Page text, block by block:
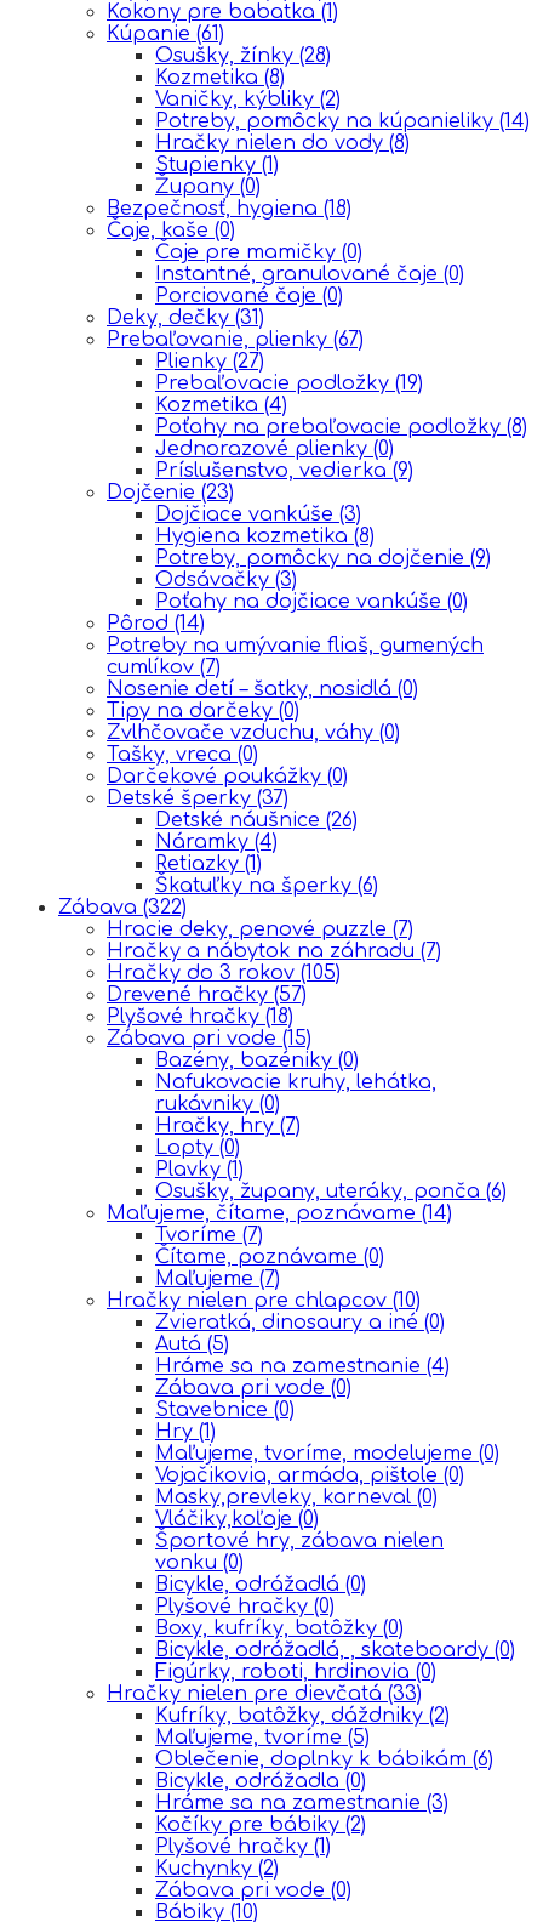
Kokony pre babatka (1)
Kúpanie (61)
Osušky, žínky (28)
Kozmetika (8)
Vaničky, kýbliky (2)
Potreby, pomôcky na kúpanieliky (14)
Hračky nielen do vody (8)
Stupienky (1)
Župany (0)
Bezpečnosť, hygiena (18)
Čaje, kaše (0)
Čaje pre mamičky (0)
Instantné, granulované čaje (0)
Porciované čaje (0)
Deky, dečky (31)
Prebaľovanie, plienky (67)
Plienky (27)
Prebaľovacie podložky (19)
Kozmetika (4)
Poťahy na prebaľovacie podložky (8)
Jednorazové plienky (0)
Príslušenstvo, vedierka (9)
Dojčenie (23)
Dojčiace vankúše (3)
Hygiena kozmetika (8)
Potreby, pomôcky na dojčenie (9)
Odsávačky (3)
Poťahy na dojčiace vankúše (0)
Pôrod (14)
Potreby na umývanie fliaš, gumených
cumlíkov (7)
Nosenie detí – šatky, nosidlá (0)
Tipy na darčeky (0)
Zvlhčovače vzduchu, váhy (0)
Tašky, vreca (0)
Darčekové poukážky (0)
Detské šperky (37)
Detské náušnice (26)
Náramky (4)
Retiazky (1)
Škatuľky na šperky (6)
Zábava (322)
Hracie deky, penové puzzle (7)
Hračky a nábytok na záhradu (7)
Hračky do 3 rokov (105)
Drevené hračky (57)
Plyšové hračky (18)
Zábava pri vode (15)
Bazény, bazéniky (0)
Nafukovacie kruhy, lehátka,
rukávniky (0)
Hračky, hry (7)
Lopty (0)
Plavky (1)
Osušky, župany, uteráky, ponča (6)
Maľujeme, čítame, poznávame (14)
Tvoríme (7)
Čítame, poznávame (0)
Maľujeme (7)
Hračky nielen pre chlapcov (10)
Zvieratká, dinosaury a iné (0)
Autá (5)
Hráme sa na zamestnanie (4)
Zábava pri vode (0)
Stavebnice (0)
Hry (1)
Maľujeme, tvoríme, modelujeme (0)
Vojačikovia, armáda, pištole (0)
Masky,prevleky, karneval (0)
Vláčiky,koľaje (0)
Športové hry, zábava nielen
vonku (0)
Bicykle, odrážadlá (0)
Plyšové hračky (0)
Boxy, kufríky, batôžky (0)
Bicykle, odrážadlá, , skateboardy (0)
Figúrky, roboti, hrdinovia (0)
Hračky nielen pre dievčatá (33)
Kufríky, batôžky, dáždniky (2)
Maľujeme, tvoríme (5)
Oblečenie, doplnky k bábikám (6)
Bicykle, odrážadla (0)
Hráme sa na zamestnanie (3)
Kočíky pre bábiky (2)
Plyšové hračky (1)
Kuchynky (2)
Zábava pri vode (0)
Bábiky (10)